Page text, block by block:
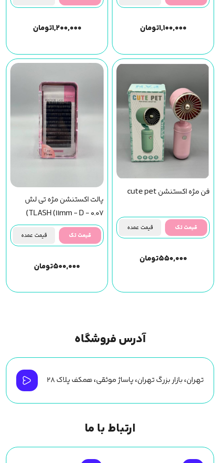
۱,۱۰۰,۰۰۰تومان ۱,۲۰۰,۰۰۰تومان
فن مژه اکستنشن cute pet
قیمت تک قیمت عمده
۵۵۰,۰۰۰تومان
پالت اکستنشن مژه تی لش
TLASH (11mm - D - 0.07)
قیمت تک قیمت عمده
۵۰۰,۰۰۰تومان
آدرس فروشگاه
تهران، بازار بزرگ تهران، پاساژ موثقی، همکف پلاک ۲۸
ارتباط با ما